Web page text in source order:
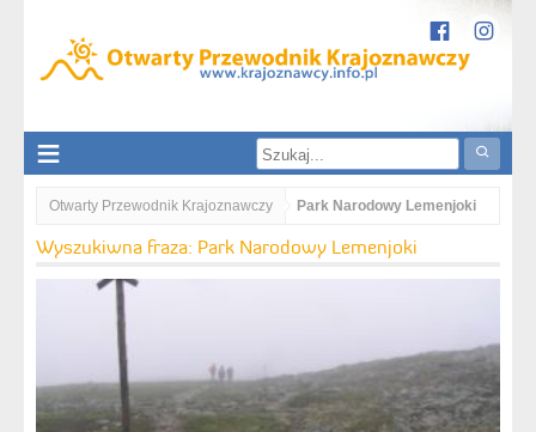
Otwarty Przewodnik Krajoznawczy Park Narodowy Lemenjoki
Wyszukiwna fraza: Park Narodowy Lemenjoki